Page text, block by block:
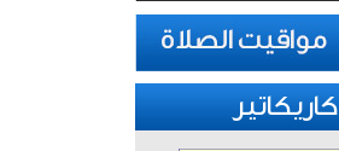
كاريكاتير